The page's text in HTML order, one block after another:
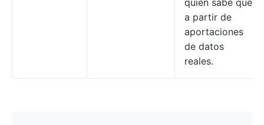
quién sabe qué
a partir de
aportaciones
de datos
reales.